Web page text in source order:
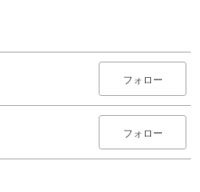
フォロー
フォロー